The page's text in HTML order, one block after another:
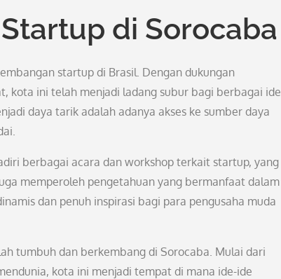
di Sorocaba
startup di Brasil. Dengan dukungan
kota ini telah menjadi ladang subur bagi berbagai ide
daya tarik adalah adanya akses ke sumber daya
berbagai acara dan workshop terkait startup, yang
memperoleh pengetahuan yang bermanfaat dalam
dan penuh inspirasi bagi para pengusaha muda
tumbuh dan berkembang di Sorocaba. Mulai dari
kota ini menjadi tempat di mana ide-ide